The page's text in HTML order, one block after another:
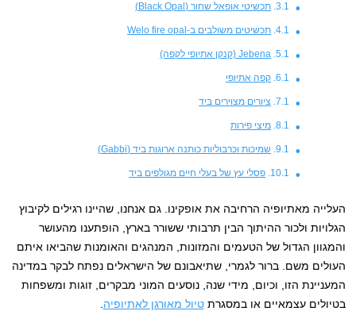
תכשיטי אופאל שחור (Black Opal)
תכשיטים משולבים ב-Welo fire opal
Jebena (קנקן אתיופי לקפה)
קפה אתיופי
ציורים מצוירים ביד
מיצי פירות
שמיכות וכרבוליות כותנה ארוגות ביד (Gabbi)
פסלי עץ של בעלי חיים מגולפים ביד
העלייה מאתיופיה הרחיבה את אופקינו. גם אנחנו, שהיינו רגילים לקיבוץ
הגלויות ולכור ההיתוך הבין תרבותי ששורר בארץ, הופתענו מהעושר
והמגוון הגדול של הטעמים והמזונות, המנהגים והאומנות שהביאו איתם
העולים משם. ברור לגמרי, שתיאבונם של הישראלים נפתח לבקר במדינה
המעניינת הזו, וכיום, מידי שנה, נוסעים המוני מבקרים, זוגות ומשפחות
בטיולים עצמאיים או במסגרתטיול מאורגן לאתיופיה